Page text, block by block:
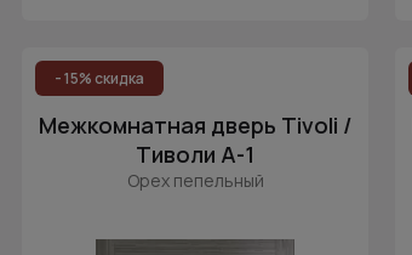
- 15% скидка
Межкомнатная дверь Tivoli /
Тиволи А-1
Орех пепельный